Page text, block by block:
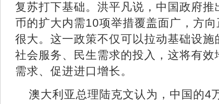
复苏打下基础。洪平凡说，中国政府
币的扩大内需10项举措覆盖面广，方
很大。这一政策不仅可以拉动基础设
社会服务、民生需求的投入，这将有
需求、促进进口增长。
澳大利亚总理陆克文认为，中国的4